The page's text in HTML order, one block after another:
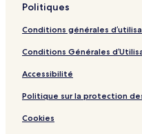
Politiques
Conditions générales
Conditions Générales
Accessibilité
Politique sur la protection
Cookies